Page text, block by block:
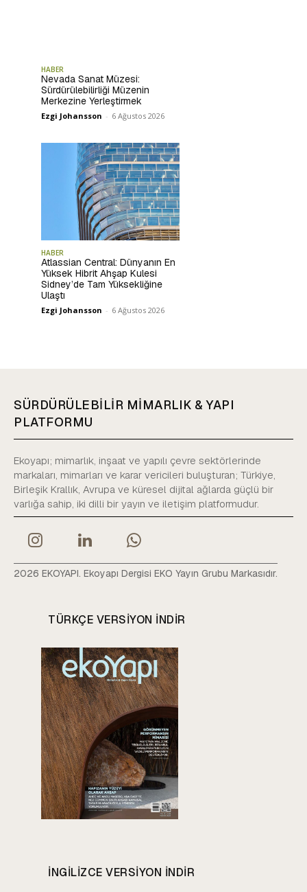
HABER
Nevada Sanat Müzesi:
Sürdürülebilirliği Müzenin
Merkezine Yerleştirmek
Ezgi Johansson - 6 Ağustos 2026
HABER
Atlassian Central: Dünyanın En
Yüksek Hibrit Ahşap Kulesi
Sidney’de Tam Yüksekliğine
Ulaştı
Ezgi Johansson - 6 Ağustos 2026
SÜRDÜRÜLEBİLİR MİMARLIK & YAPI
PLATFORMU
Ekoyapı; mimarlık, inşaat ve yapılı çevre sektörlerinde
markaları, mimarları ve karar vericileri buluşturan; Türkiye,
Birleşik Krallık, Avrupa ve küresel dijital ağlarda güçlü bir
varlığa sahip, iki dilli bir yayın ve iletişim platformudur.
2026 EKOYAPI. Ekoyapı Dergisi EKO Yayın Grubu Markasıdır.
TÜRKÇE VERSIYON INDIR
INGILIZCE VERSIYON INDIR